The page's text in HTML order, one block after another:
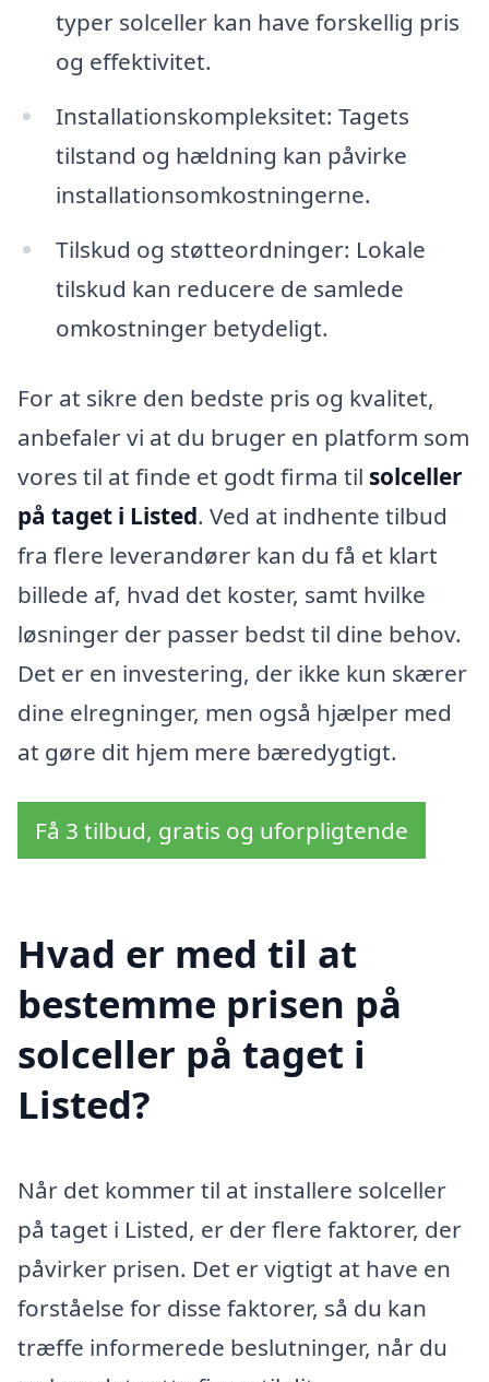
typer solceller kan have forskellig pris
og effektivitet.
Installationskompleksitet: Tagets
tilstand og hældning kan påvirke
installationsomkostningerne.
Tilskud og støtteordninger: Lokale
tilskud kan reducere de samlede
omkostninger betydeligt.
For at sikre den bedste pris og kvalitet,
anbefaler vi at du bruger en platform som
vores til at finde et godt firma til solceller
på taget i Listed. Ved at indhente tilbud
fra flere leverandører kan du få et klart
billede af, hvad det koster, samt hvilke
løsninger der passer bedst til dine behov.
Det er en investering, der ikke kun skærer
dine elregninger, men også hjælper med
at gøre dit hjem mere bæredygtigt.
Få 3 tilbud, gratis og uforpligtende
Hvad er med til at
bestemme prisen på
solceller på taget i
Listed?
Når det kommer til at installere solceller
på taget i Listed, er der flere faktorer, der
påvirker prisen. Det er vigtigt at have en
forståelse for disse faktorer, så du kan
træffe informerede beslutninger, når du